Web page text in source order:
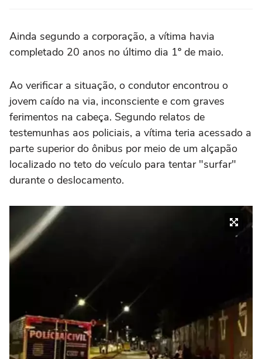
Ainda segundo a corporação, a vítima havia
completado 20 anos no último dia 1º de maio.
Ao verificar a situação, o condutor encontrou o
jovem caído na via, inconsciente e com graves
ferimentos na cabeça. Segundo relatos de
testemunhas aos policiais, a vítima teria acessado a
parte superior do ônibus por meio de um alçapão
localizado no teto do veículo para tentar "surfar"
durante o deslocamento.